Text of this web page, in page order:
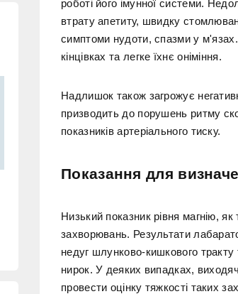
роботі його імунної системи.
втрату апетиту, швидку
симптоми нудоти, спазми у
кінцівках та легке їхнє оніміння.
Надлишок також загрожує
призводить до порушень ритму
показників артеріального тиску.
Показання для
Низький показник рівня магнію,
захворювань. Результати
недуг шлунково-кишкового тракту
нирок. У деяких випадках,
провести оцінку тяжкості таких